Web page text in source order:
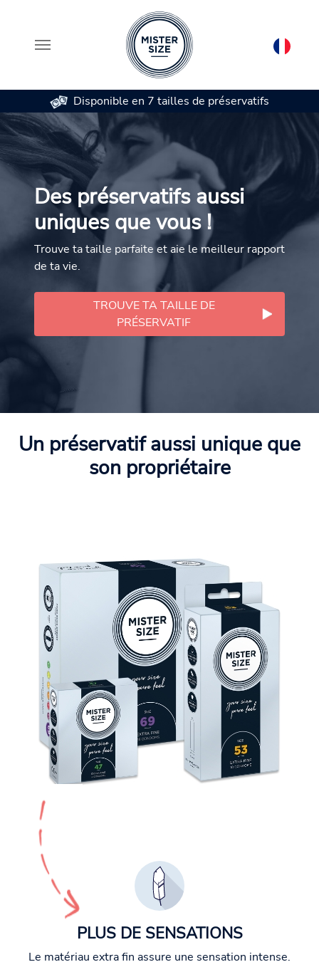
Aller au contenu principal
Disponible en 7 tailles de préservatifs
Des préservatifs aussi
uniques que vous !
Trouve ta taille parfaite et aie le meilleur rapport
de ta vie.
TROUVE TA TAILLE DE
PRÉSERVATIF
Un préservatif aussi unique que
son propriétaire
PLUS DE SENSATIONS
Le matériau extra fin assure une sensation intense.